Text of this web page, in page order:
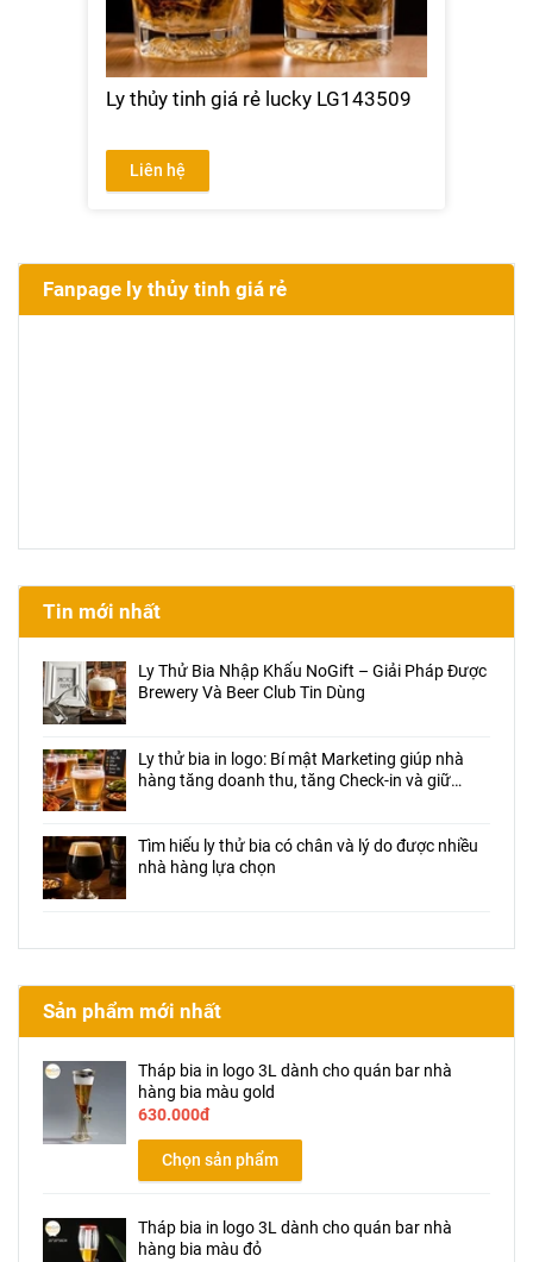
Ly thủy tinh giá rẻ lucky LG143509
Liên hệ
Fanpage ly thủy tinh giá rẻ
Tin mới nhất
Ly Thử Bia Nhập Khẩu NoGift – Giải Pháp Được
Brewery Và Beer Club Tin Dùng
Ly thử bia in logo: Bí mật Marketing giúp nhà
hàng tăng doanh thu, tăng Check-in và giữ
Tìm hiểu ly thử bia có chân và lý do được nhiều
nhà hàng lựa chọn
Sản phẩm mới nhất
Tháp bia in logo 3L dành cho quán bar nhà
hàng bia màu gold
630.000đ
Chọn sản phẩm
Tháp bia in logo 3L dành cho quán bar nhà
hàng bia màu đỏ